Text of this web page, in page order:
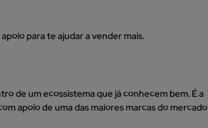
para te ajudar a vender mais.
de um ecossistema que já conhecem bem. É a
apoio de uma das maiores marcas do mercado